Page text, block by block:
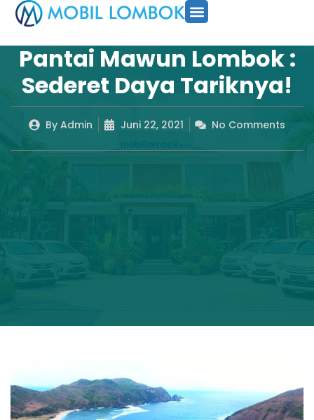
Pantai Mawun Lombok :
Sederet Daya Tariknya!
By Admin Juni 22, 2021 No Comments